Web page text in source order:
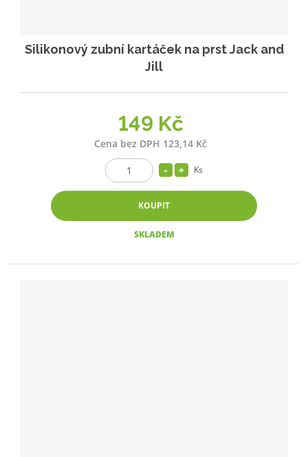
Silikonový zubní kartáček na prst Jack and
Jill
149 Kč
Cena bez DPH 123,14 Kč
Ks
KOUPIT
SKLADEM